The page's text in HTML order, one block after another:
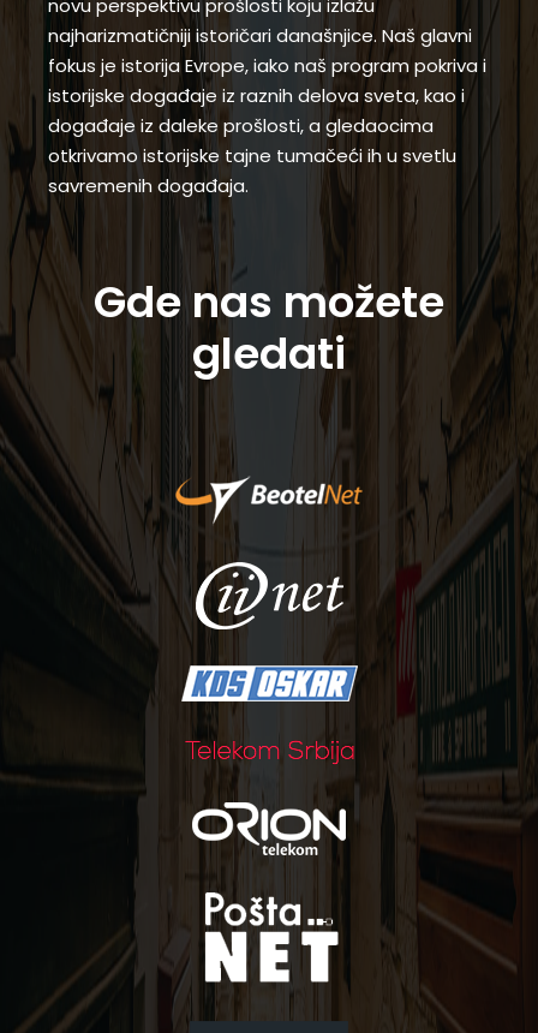
novu perspektivu prošlosti koju izlažu
najharizmatičniji istoričari današnjice. Naš glavni
fokus je istorija Evrope, iako naš program pokriva i
istorijske događaje iz raznih delova sveta, kao i
događaje iz daleke prošlosti, a gledaocima
otkrivamo istorijske tajne tumačeći ih u svetlu
savremenih događaja.
Gde nas možete
gledati